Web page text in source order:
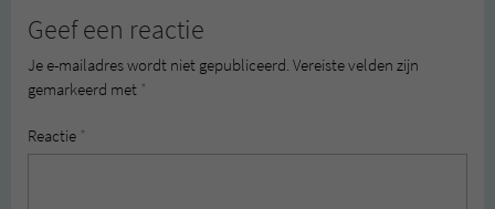
Geef een reactie
Je e-mailadres wordt niet gepubliceerd. Vereiste velden zijn
gemarkeerd met *
Reactie *